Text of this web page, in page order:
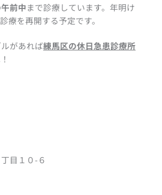
前中まで診療しています。 年明け
療を再開する予定です。
があれば練馬区の休日急患診療所
目１０-６